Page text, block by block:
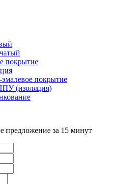
покрытие
покрытие
(изоляция)
предложение за 15 минут